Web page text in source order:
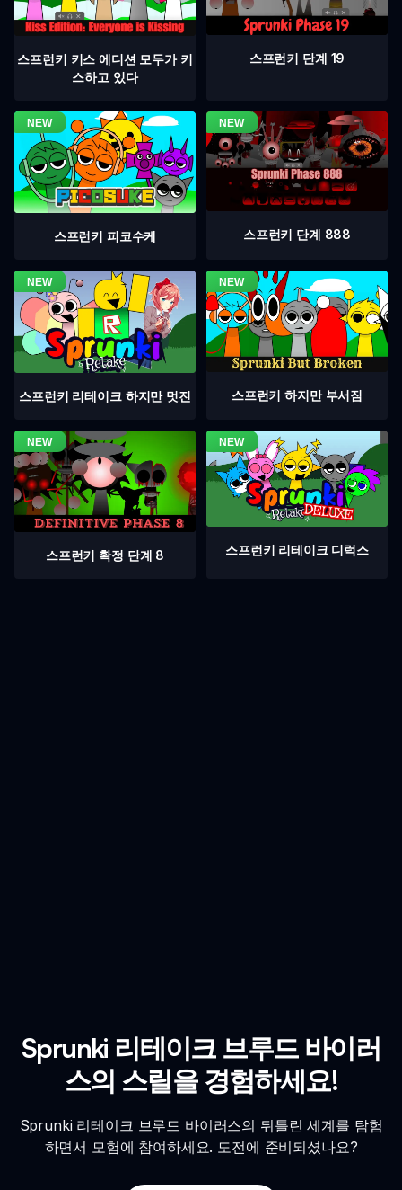
스프런키 키스 에디션 모두가 키
스하고 있다
스프런키 단계 19
스프런키 피코수케 스프런키 단계 888
스프런키 리테이크 하지만 멋진 스프런키 하지만 부서짐
스프런키 확정 단계 8 스프런키 리테이크 디럭스
Sprunki 리테이크 브루드 바이러
스의 스릴을 경험하세요!
Sprunki 리테이크 브루드 바이러스의 뒤틀린 세계를 탐험
하면서 모험에 참여하세요. 도전에 준비되셨나요?